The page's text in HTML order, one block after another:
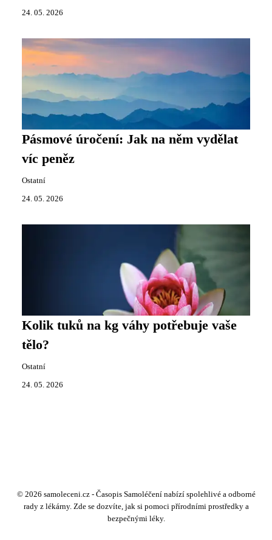
24. 05. 2026
Pásmové úročení: Jak na něm vydělat
víc peněz
Ostatní
24. 05. 2026
Kolik tuků na kg váhy potřebuje vaše
tělo?
Ostatní
24. 05. 2026
© 2026 samoleceni.cz - Časopis Samoléčení nabízí spolehlivé a odborné
rady z lékárny. Zde se dozvíte, jak si pomoci přírodními prostředky a
bezpečnými léky.